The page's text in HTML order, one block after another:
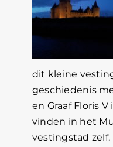
dit kleine
geschiedenis
en Graaf Floris
vinden in het
vestingstad